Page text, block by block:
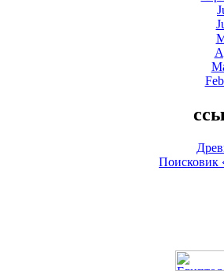
Поисковик